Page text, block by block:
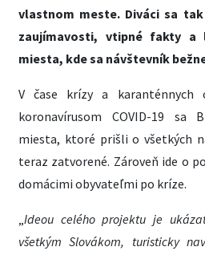
vlastnom meste. Diváci sa
zaujímavosti, vtipné fakty a
miesta, kde sa návštevník
V čase krízy a karanténnych
koronavírusom COVID-19 sa
miesta, ktoré prišli o všetkých
teraz zatvorené. Zároveň ide o
domácimi obyvateľmi po kríze.
„Ideou celého projektu je
všetkým Slovákom, turisticky